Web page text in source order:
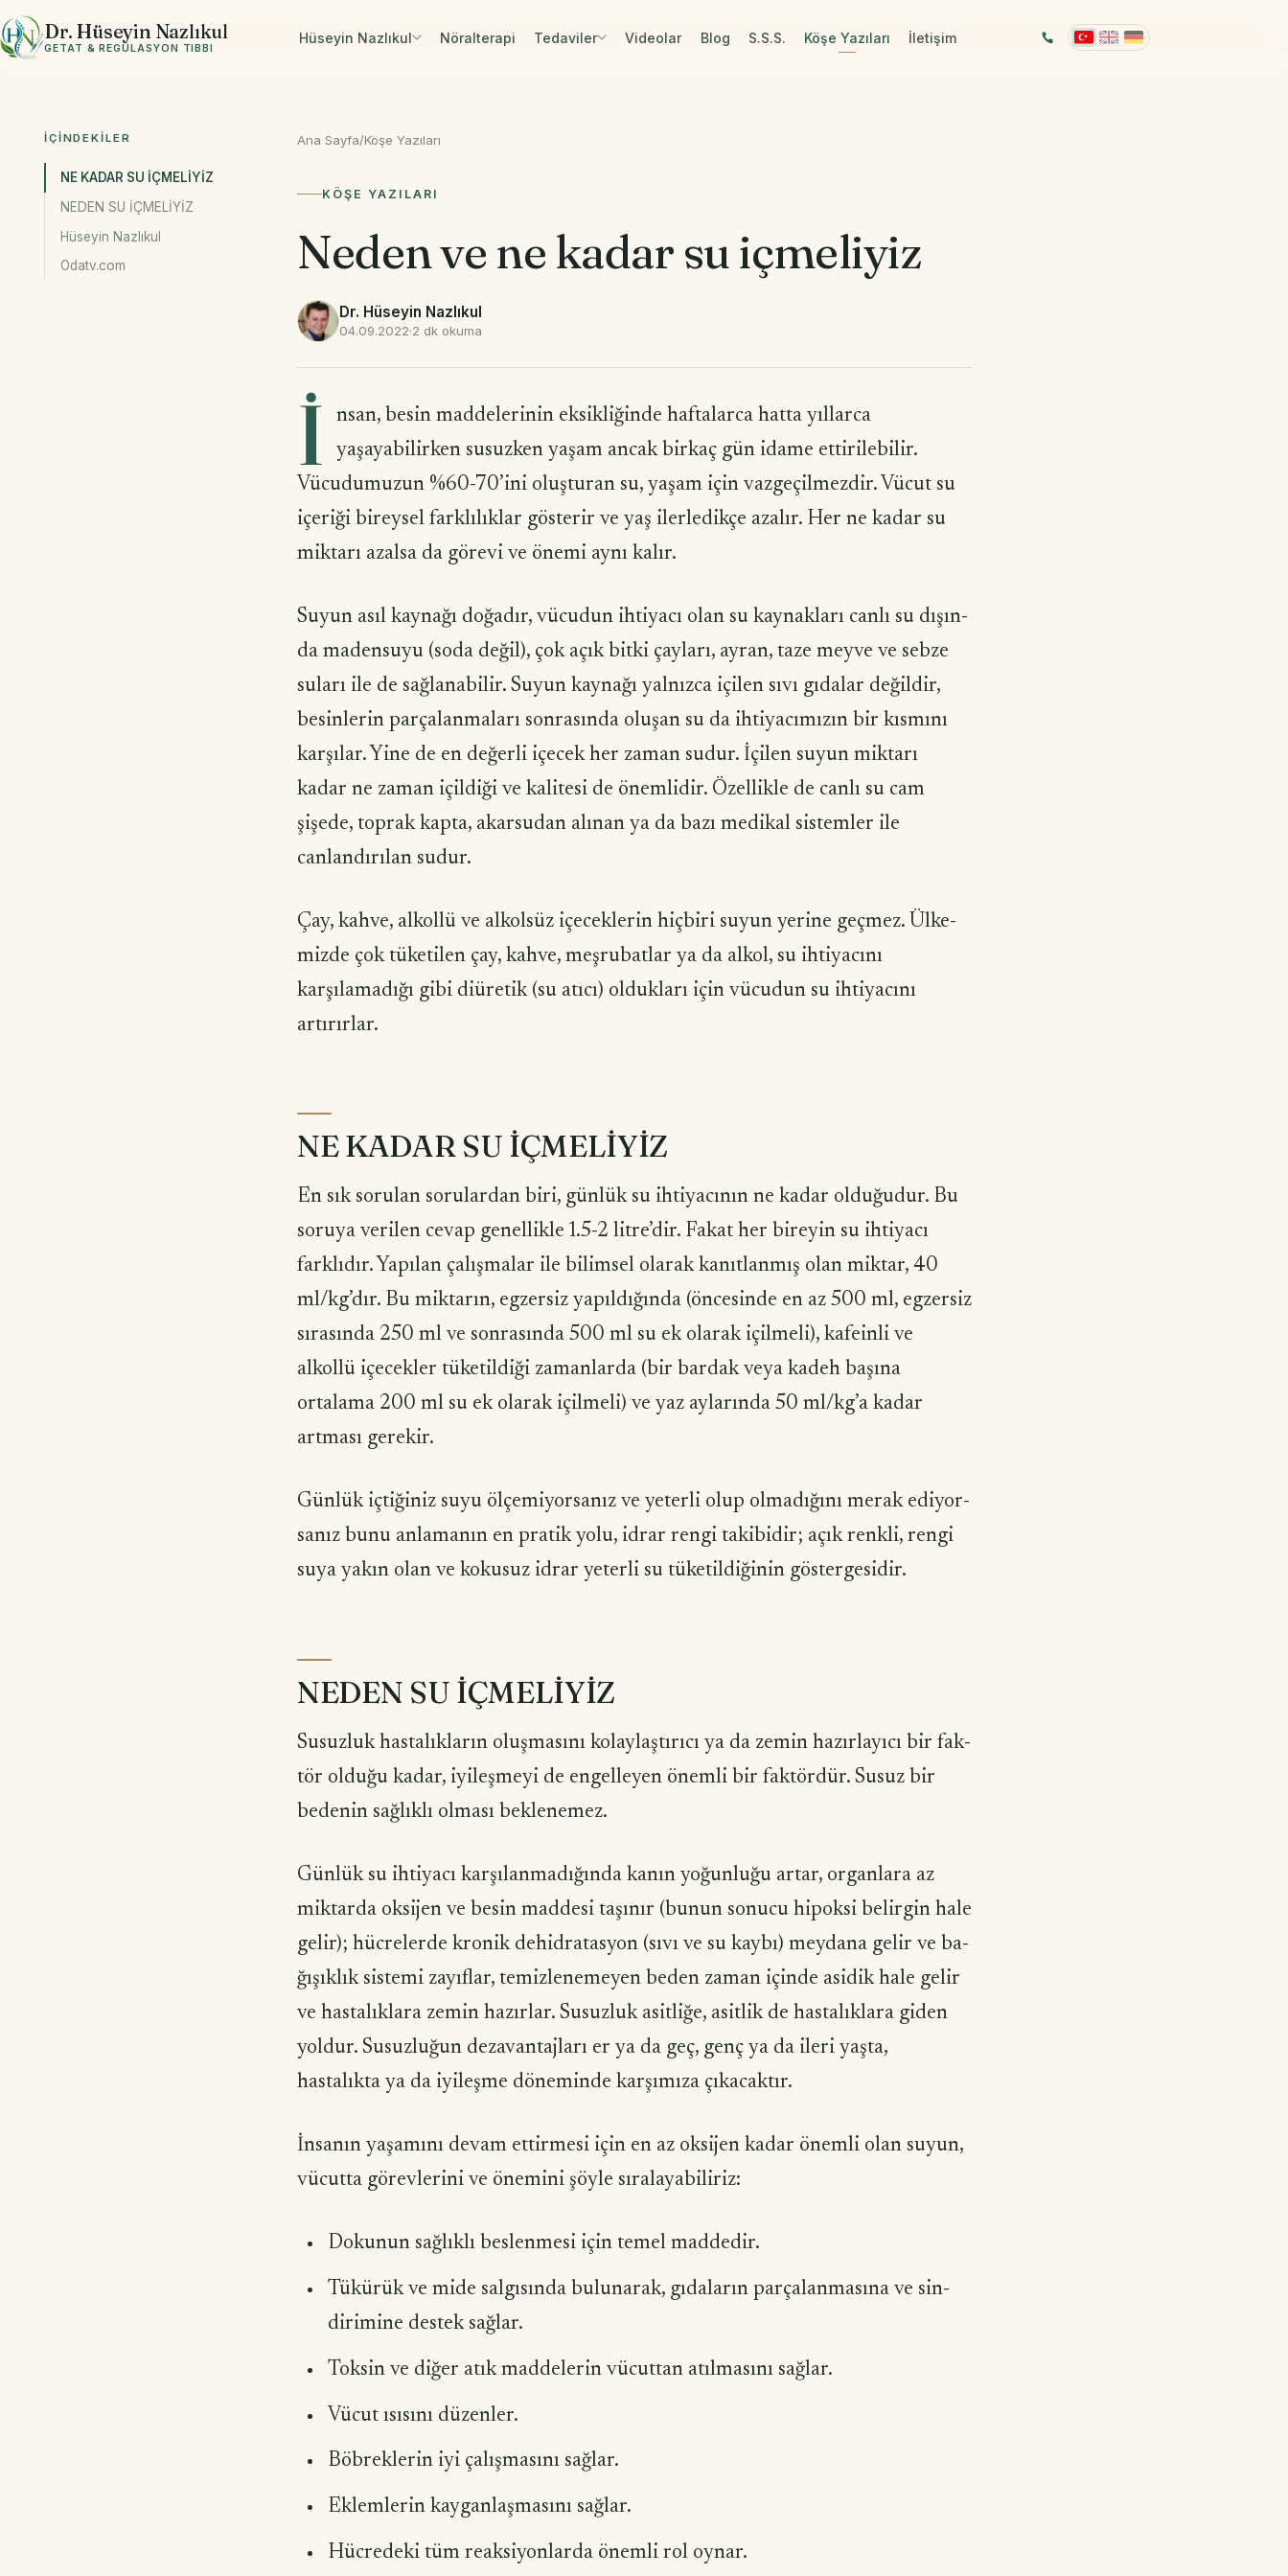
İçeriğe geç
Dr. Hüseyin Nazlıkul
GETAT & REGÜLASYON TIBBI
Hüseyin Nazlıkul Nöralterapi Tedaviler Videolar Blog S.S.S. Köşe Yazıları İletişim
İÇINDEKILER
NE KADAR SU İÇMELİYİZ
NEDEN SU İÇMELİYİZ
Hüseyin Nazlıkul
Odatv.com
Ana Sayfa/Köşe Yazıları
KÖŞE YAZILARI
Neden ve ne kadar su içmeliyiz
Dr. Hüseyin Nazlıkul
04.09.2022 2 dk okuma
İ
nsan, besin maddelerinin eksikliğinde haftalarca hatta yıllarca
yaşayabilirken susuzken yaşam ancak birkaç gün idame ettirilebilir.
Vücudumuzun %60-70’ini oluşturan su, yaşam için vazgeçilmezdir. Vücut su
içeriği bireysel farklılıklar gös­terir ve yaş ilerledikçe azalır. Her ne kadar su
miktarı azalsa da görevi ve önemi aynı kalır.
Suyun asıl kaynağı doğadır, vücudun ihtiyacı olan su kaynakları canlı su dışın­
da madensuyu (soda değil), çok açık bitki çayları, ayran, taze meyve ve sebze
suları ile de sağlanabilir. Suyun kaynağı yalnızca içilen sıvı gıdalar değildir,
besinlerin parçalanmaları sonrasında oluşan su da ihtiyacımızın bir kısmını
karşılar. Yine de en değerli içecek her zaman sudur. İçilen suyun miktarı
kadar ne zaman içildiği ve kalitesi de önemlidir. Özellikle de canlı su cam
şişede, toprak kapta, akarsudan alınan ya da bazı medikal sistemler ile
canlandırılan sudur.
Çay, kahve, alkollü ve alkolsüz içeceklerin hiçbiri suyun yerine geçmez. Ülke­
mizde çok tüketilen çay, kahve, meşrubatlar ya da alkol, su ihtiyacını
karşılamadı­ğı gibi diüretik (su atıcı) oldukları için vücudun su ihtiyacını
artırırlar.
NE KADAR SU İÇMELİYİZ
En sık sorulan sorulardan biri, günlük su ihtiyacının ne kadar olduğudur. Bu
soruya verilen cevap genellikle 1.5-2 litre’dir. Fakat her bireyin su ihtiyacı
farklı­dır. Yapılan çalışmalar ile bilimsel olarak kanıtlanmış olan miktar, 40
ml/kg’dır. Bu miktarın, egzersiz yapıldığında (öncesinde en az 500 ml, egzersiz
sırasında 250 ml ve sonrasında 500 ml su ek olarak içilmeli), kafeinli ve
alkollü içecekler tüke­tildiği zamanlarda (bir bardak veya kadeh başına
ortalama 200 ml su ek olarak içilmeli) ve yaz aylarında 50 ml/kg’a kadar
artması gerekir.
Günlük içtiğiniz suyu ölçemiyorsanız ve yeterli olup olmadığını merak ediyor­
sanız bunu anlamanın en pratik yolu, idrar rengi takibidir; açık renkli, rengi
suya yakın olan ve kokusuz idrar yeterli su tüketildiğinin göstergesidir.
NEDEN SU İÇMELİYİZ
Susuzluk hastalıkların oluşmasını kolaylaştırıcı ya da zemin hazırlayıcı bir fak­
tör olduğu kadar, iyileşmeyi de engelleyen önemli bir faktördür. Susuz bir
bedenin sağlıklı olması beklenemez.
Günlük su ihtiyacı karşılanmadığında kanın yoğunluğu artar, organlara az
miktarda oksijen ve besin maddesi taşınır (bunun sonucu hipoksi belirgin hale
gelir); hücrelerde kronik dehidratasyon (sıvı ve su kaybı) meydana gelir ve ba­
ğışıklık sistemi zayıflar, temizlenemeyen beden zaman içinde asidik hale gelir
ve hastalıklara zemin hazırlar. Susuzluk asitliğe, asitlik de hastalıklara giden
yoldur. Susuzluğun dezavantajları er ya da geç, genç ya da ileri yaşta,
hastalıkta ya da iyi­leşme döneminde karşımıza çıkacaktır.
İnsanın yaşamını devam ettirmesi için en az oksijen kadar önemli olan suyun,
vücutta görevlerini ve önemini şöyle sıralayabiliriz:
Dokunun sağlıklı beslenmesi için temel maddedir.
Tükürük ve mide salgısında bulunarak, gıdaların parçalanmasına ve sin­
dirimine destek sağlar.
Toksin ve diğer atık maddelerin vücuttan atılmasını sağlar.
Vücut ısısını düzenler.
Böbreklerin iyi çalışmasını sağlar.
Eklemlerin kayganlaşmasını sağlar.
Hücredeki tüm reaksiyonlarda önemli rol oynar.